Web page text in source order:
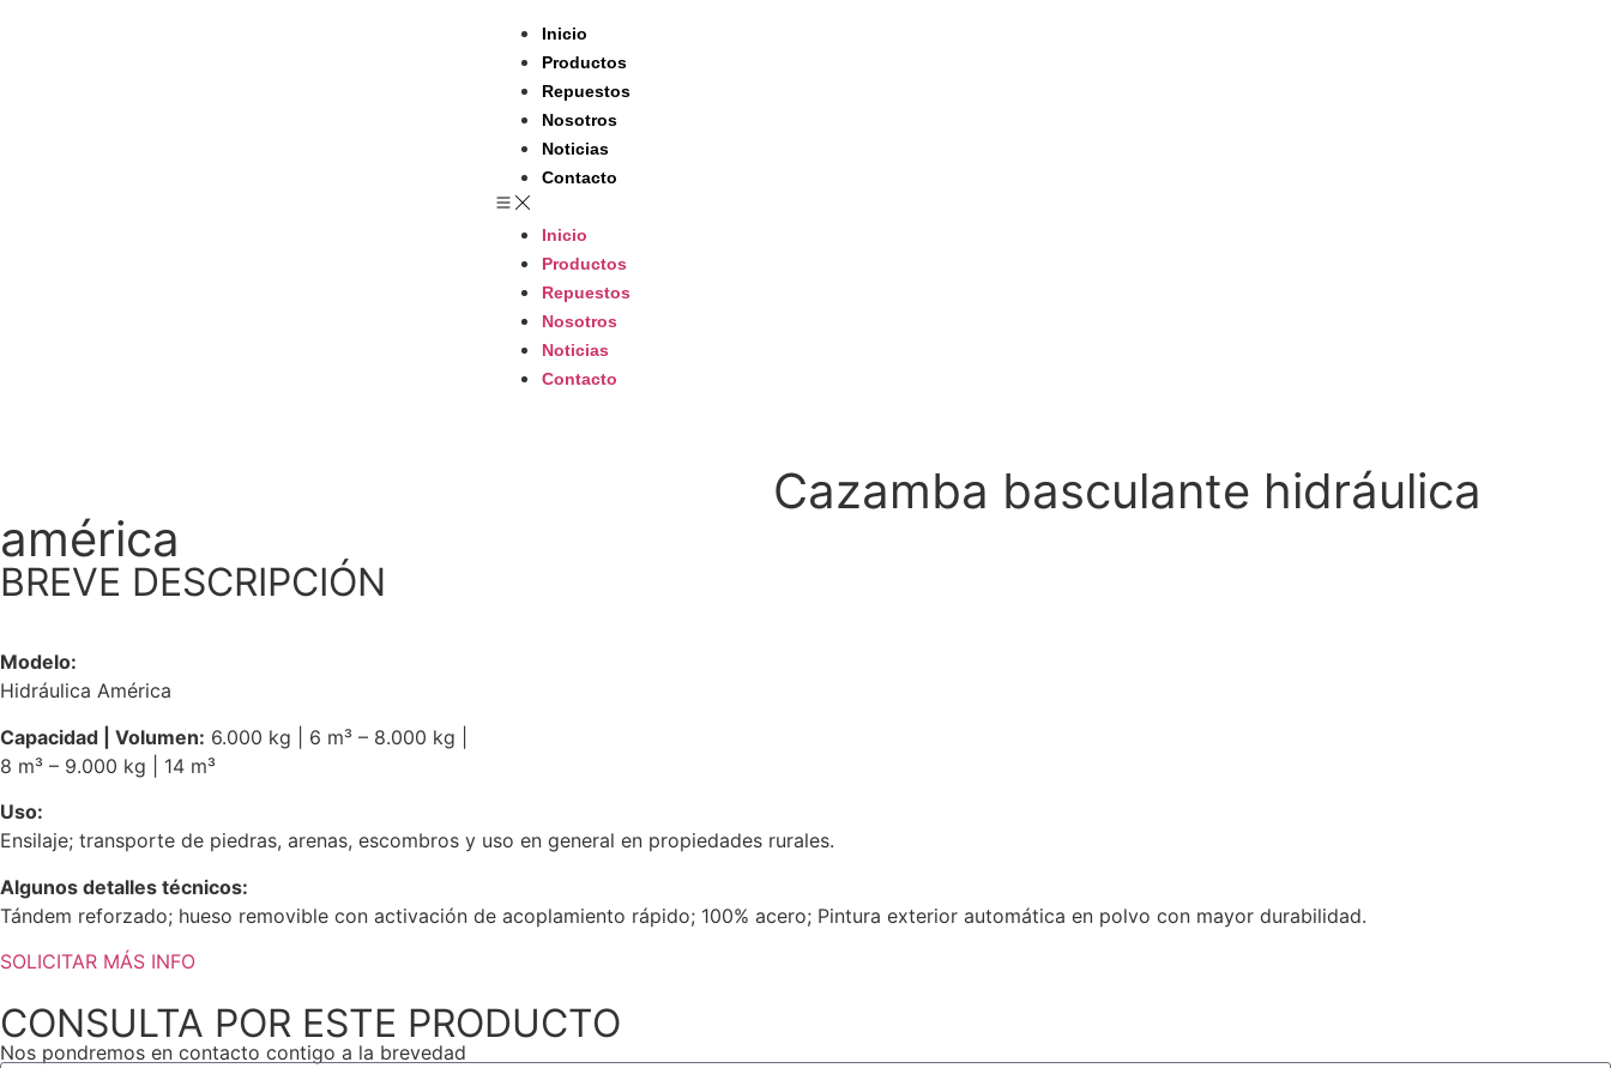
Inicio
Productos
Repuestos
Nosotros
Noticias
Contacto
Inicio
Productos
Repuestos
Nosotros
Noticias
Contacto
Cazamba basculante hidráulica
américa
BREVE DESCRIPCIÓN
Modelo:
Hidráulica América
Capacidad | Volumen: 6.000 kg | 6 m³ – 8.000 kg |
8 m³ – 9.000 kg | 14 m³
Uso:
Ensilaje; transporte de piedras, arenas, escombros y uso en general en propiedades rurales.
Algunos detalles técnicos:
Tándem reforzado; hueso removible con activación de acoplamiento rápido; 100% acero; Pintura exterior automática en polvo con mayor durabilidad.
SOLICITAR MÁS INFO
CONSULTA POR ESTE PRODUCTO
Nos pondremos en contacto contigo a la brevedad